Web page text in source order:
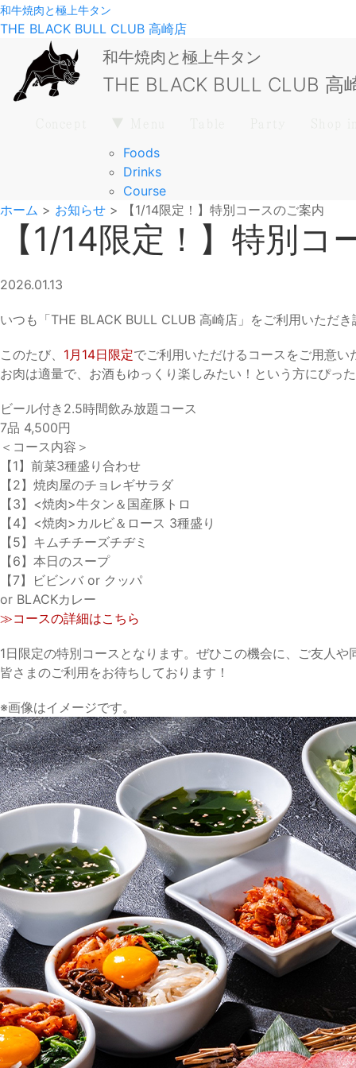
和牛焼肉と極上牛タン
THE BLACK BULL CLUB 高崎店
和牛焼肉と極上牛タン
THE BLACK BULL CLUB 高
Foods
Drinks
Course
ホーム > お知らせ > 【1/14限定！】特別コースのご案内
【1/14限定！】特別コ
2026.01.13
いつも「THE BLACK BULL CLUB 高崎店」をご利用いただ
このたび、 1月14日限定でご利用いただけるコースをご用意い
お肉は適量で、お酒もゆっくり楽しみたい！という方にぴっ
ビール付き2.5時間飲み放題コース
7品 4,500円
＜コース内容＞
【1】前菜3種盛り合わせ
【2】焼肉屋のチョレギサラダ
【3】<焼肉>牛タン＆国産豚トロ
【4】<焼肉>カルビ＆ロース 3種盛り
【5】キムチチーズチヂミ
【6】本日のスープ
【7】ビビンバ or クッパ
or BLACKカレー
≫コースの詳細はこちら
1日限定の特別コースとなります。ぜひこの機会に、ご友人
皆さまのご利用をお待ちしております！
※画像はイメージです。